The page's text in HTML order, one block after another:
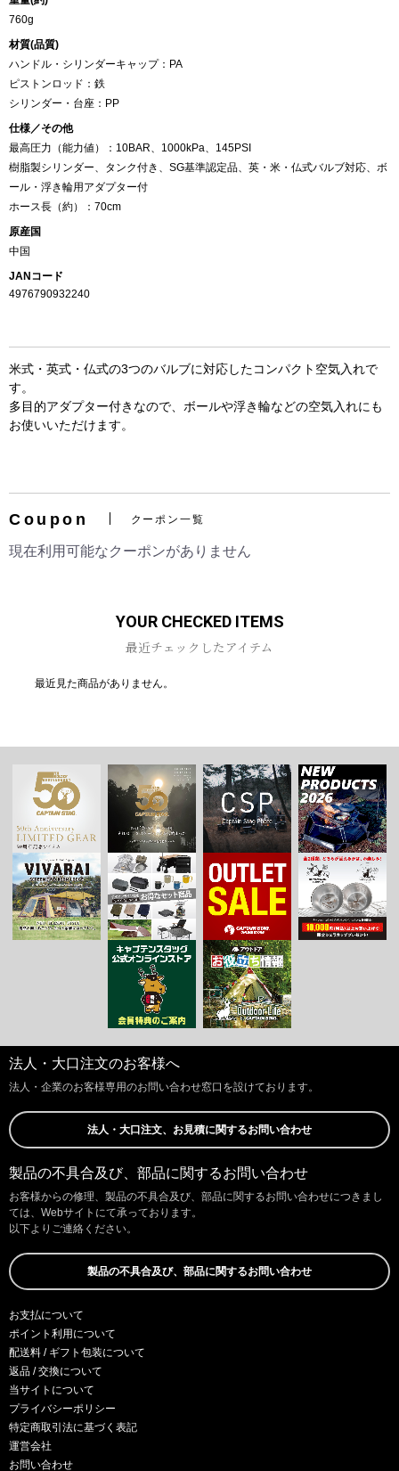
760g
材質(品質)
ハンドル・シリンダーキャップ：PA
ピストンロッド：鉄
シリンダー・台座：PP
仕様／その他
最高圧力（能力値）：10BAR、1000kPa、145PSI
樹脂製シリンダー、タンク付き、SG基準認定品、英・米・仏式バルブ対応、ボ
ール・浮き輪用アダプター付
ホース長（約）：70cm
原産国
中国
JANコード
4976790932240
米式・英式・仏式の3つのバルブに対応したコンパクト空気入れで
す。
多目的アダプター付きなので、ボールや浮き輪などの空気入れにも
お使いいただけます。
Coupon クーポン一覧
現在利用可能なクーポンがありません
YOUR CHECKED ITEMS
最近チェックしたアイテム
最近見た商品がありません。
法人・大口注文のお客様へ
法人・企業のお客様専用のお問い合わせ窓口を設けております。
法人・大口注文、お見積に関するお問い合わせ
製品の不具合及び、部品に関するお問い合わせ
お客様からの修理、製品の不具合及び、部品に関するお問い合わせにつきまし
ては、Webサイトにて承っております。
以下よりご連絡ください。
製品の不具合及び、部品に関するお問い合わせ
お支払について
ポイント利用について
配送料 / ギフト包装について
返品 / 交換について
当サイトについて
プライバシーポリシー
特定商取引法に基づく表記
運営会社
お問い合わせ